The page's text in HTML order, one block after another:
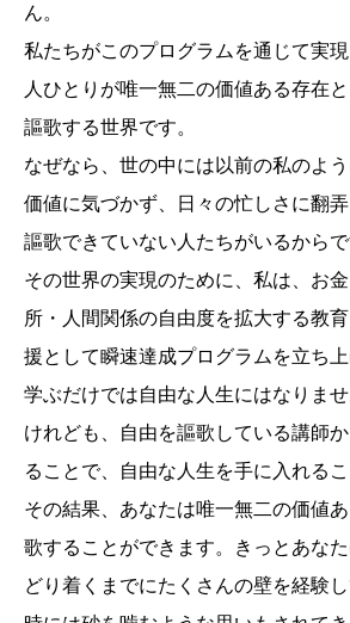
ん。
私たちがこのプログラムを通じて実
人ひとりが唯一無二の価値ある存在
謳歌する世界です。
なぜなら、世の中には以前の私のよ
価値に気づかず、日々の忙しさに翻
謳歌できていない人たちがいるからで
その世界の実現のために、私は、お
所・人間関係の自由度を拡大する教
援として瞬速達成プログラムを立ち
学ぶだけでは自由な人生にはなりませ
けれども、自由を謳歌している講師
ることで、自由な人生を手に入れるこ
その結果、あなたは唯一無二の価値
歌することができます。きっとあな
どり着くまでにたくさんの壁を経験し